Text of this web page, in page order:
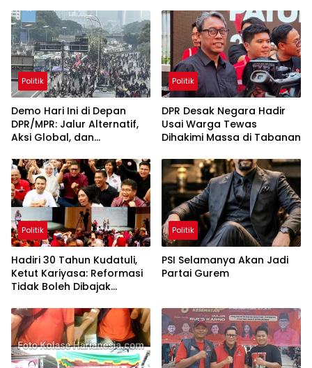
Politik
Demo Hari Ini di Depan
DPR/MPR: Jalur Alternatif,
Aksi Global, dan
Agustus 2026
Politik
DPR Desak Negara Hadir
Usai Warga Tewas
Dihakimi Massa di Tabanan
Politik
Hadiri 30 Tahun Kudatuli,
Ketut Kariyasa: Reformasi
Tidak Boleh Dibajak
Politik
PSI Selamanya Akan Jadi
Partai Gurem